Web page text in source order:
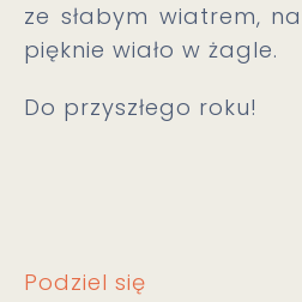
ze słabym wiatrem,
pięknie wiało w żagle.
Do przyszłego roku!
Podziel się